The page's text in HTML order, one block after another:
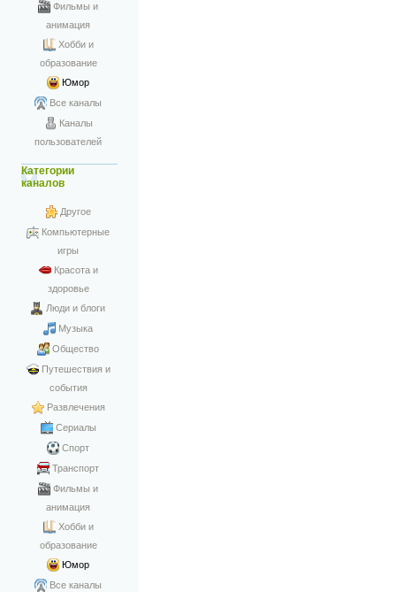
Фильмы и
анимация
Хобби и
образование
Юмор
Все каналы
Каналы
пользователей
Категории
каналов
Другое
Компьютерные
игры
Красота и
здоровье
Люди и блоги
Музыка
Общество
Путешествия и
события
Развлечения
Сериалы
Спорт
Транспорт
Фильмы и
анимация
Хобби и
образование
Юмор
Все каналы